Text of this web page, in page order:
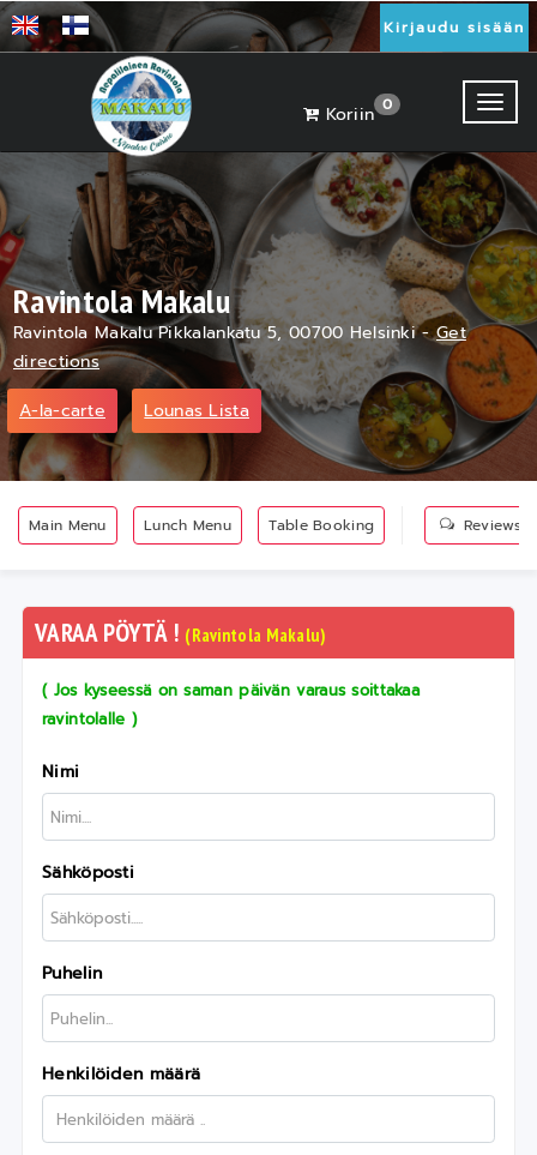
Kirjaudu sisään
Koriin0
Ravintola Makalu
Ravintola Makalu Pikkalankatu 5, 00700 Helsinki -Get
directions
A-la-carte
Lounas Lista
Main Menu Lunch Menu Table Booking Reviews
VARAA PÖYTÄ ! (Ravintola Makalu)
( Jos kyseessä on saman päivän varaus soittakaa
ravintolalle )
Nimi
Sähköposti
Puhelin
Henkilöiden määrä